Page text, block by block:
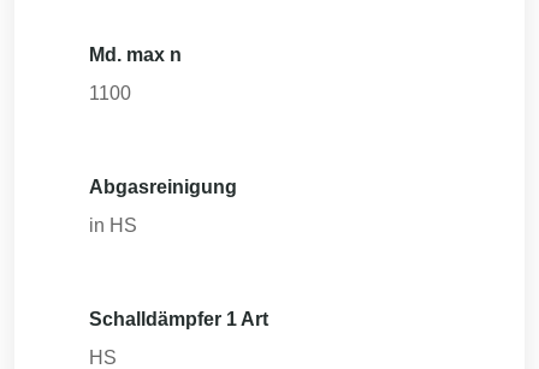
Md. max n
1100
Abgasreinigung
in HS
Schalldämpfer 1 Art
HS